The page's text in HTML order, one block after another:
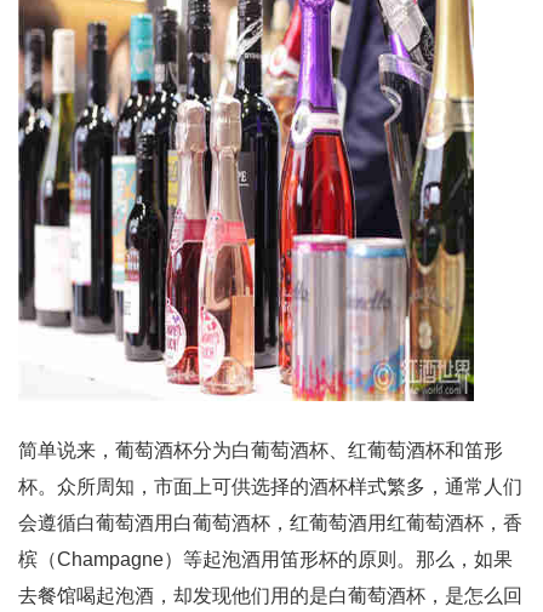
简单说来，葡萄酒杯分为白葡萄酒杯、红葡萄酒杯和笛形
杯。众所周知，市面上可供选择的酒杯样式繁多，通常人们
会遵循白葡萄酒用白葡萄酒杯，红葡萄酒用红葡萄酒杯，香
槟（Champagne）等起泡酒用笛形杯的原则。那么，如果
去餐馆喝起泡酒，却发现他们用的是白葡萄酒杯，是怎么回